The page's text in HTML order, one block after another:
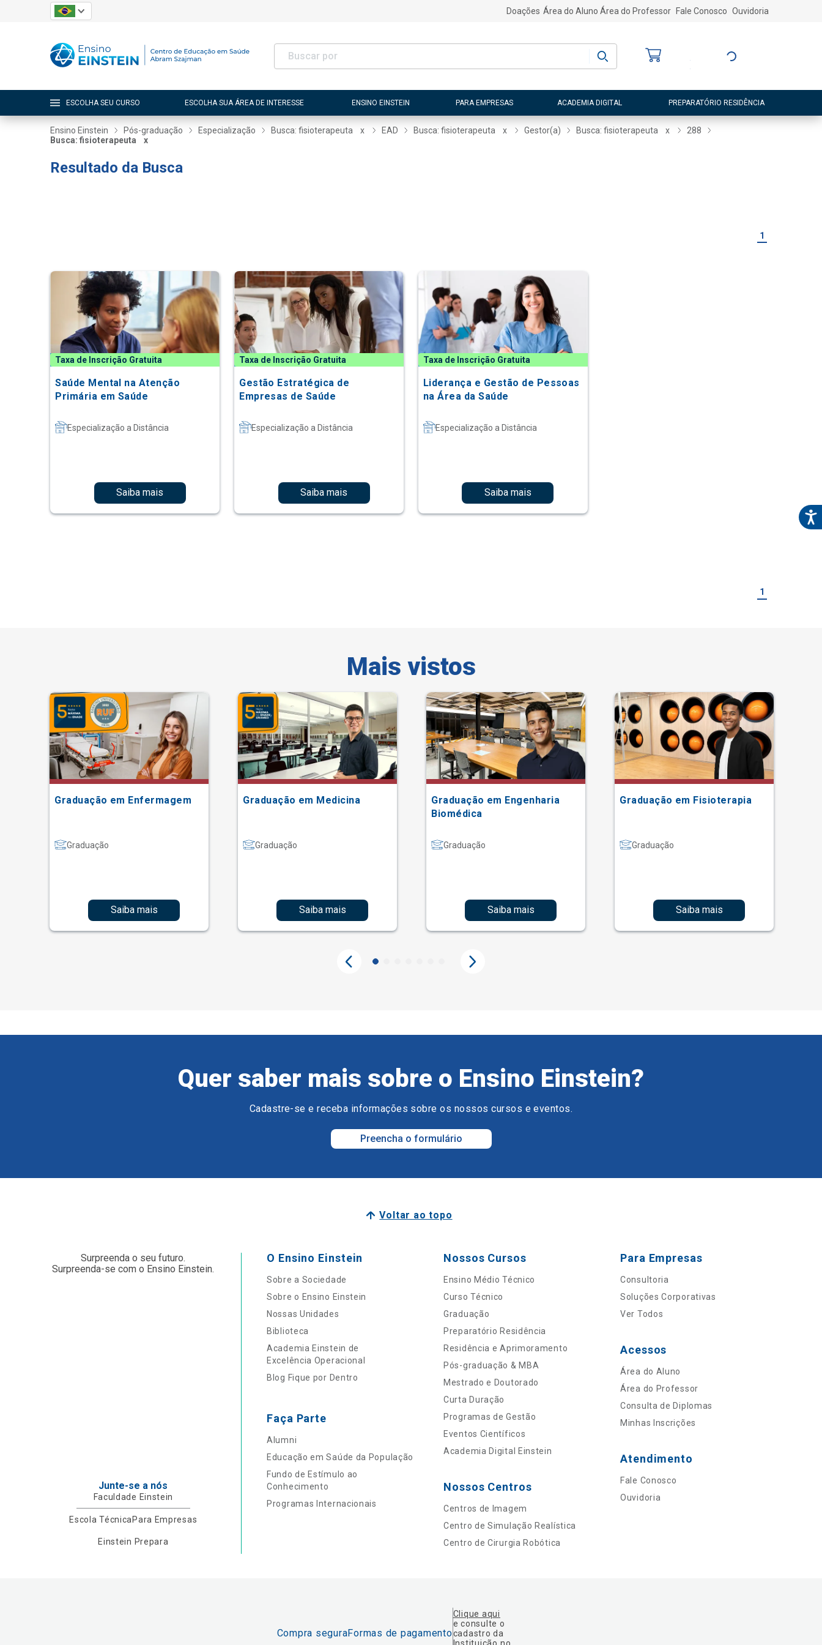
Doações Área do Aluno Área do Professor Fale Conosco Ouvidoria
Entre ou Cadastre-
ESCOLHA SEU CURSO ESCOLHA SUA ÁREA DE INTERESSE ENSINO EINSTEIN PARA EMPRESAS ACADEMIA DIGITAL PREPARATÓRIO RESIDÊNCIA
Ensino Einstein Pós-graduação Especialização Busca: fisioterapeuta x EAD Busca: fisioterapeuta x Gestor(a) Busca: fisioterapeuta x
288
Busca: fisioterapeuta
x
Resultado da Busca
1
Taxa de Inscrição Gratuita
Saúde Mental na Atenção
Primária em Saúde
Especialização a Distância
Saiba mais
Taxa de Inscrição Gratuita
Gestão Estratégica de
Empresas de Saúde
Especialização a Distância
Saiba mais
Taxa de Inscrição Gratuita
Liderança e Gestão de Pessoas
na Área da Saúde
Especialização a Distância
Saiba mais
1
Mais vistos
Graduação em Enfermagem
Graduação
Saiba mais
Graduação em Medicina
Graduação
Saiba mais
Graduação em Engenharia
Biomédica
Graduação
Saiba mais
Graduação em Fisioterapia
Graduação
Saiba mais
Quer saber mais sobre o Ensino Einstein?
Cadastre-se e receba informações sobre os nossos cursos e eventos.
Preencha o formulário
Voltar ao topo
Surpreenda o seu futuro.
Surpreenda-se com o Ensino Einstein.
Junte-se a nós
Faculdade Einstein
Escola Técnica Para Empresas
Einstein Prepara
O Ensino Einstein
Sobre a Sociedade
Sobre o Ensino Einstein
Nossas Unidades
Biblioteca
Academia Einstein de
Excelência Operacional
Blog Fique por Dentro
Faça Parte
Alumni
Educação em Saúde da População
Fundo de Estímulo ao
Conhecimento
Programas Internacionais
Nossos Cursos
Ensino Médio Técnico
Curso Técnico
Graduação
Preparatório Residência
Residência e Aprimoramento
Pós-graduação & MBA
Mestrado e Doutorado
Curta Duração
Programas de Gestão
Eventos Científicos
Academia Digital Einstein
Nossos Centros
Centros de Imagem
Centro de Simulação Realística
Centro de Cirurgia Robótica
Para Empresas
Consultoria
Soluções Corporativas
Ver Todos
Acessos
Área do Aluno
Área do Professor
Consulta de Diplomas
Minhas Inscrições
Atendimento
Fale Conosco
Ouvidoria
Compra seguraFormas de pagamento
Clique aqui
e consulte o
cadastro da